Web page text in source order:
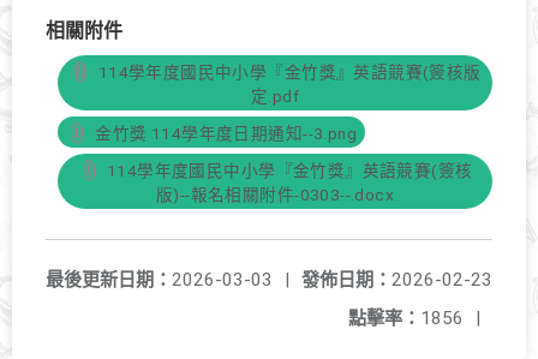
相關附件
定.pdf
金竹獎 114學年度日期通知--3.png
版)--報名相關附件-0303--.docx
發佈日期： 2026-02-23
最後更新日期： 2026-03-03
|
點擊率： 1856 |